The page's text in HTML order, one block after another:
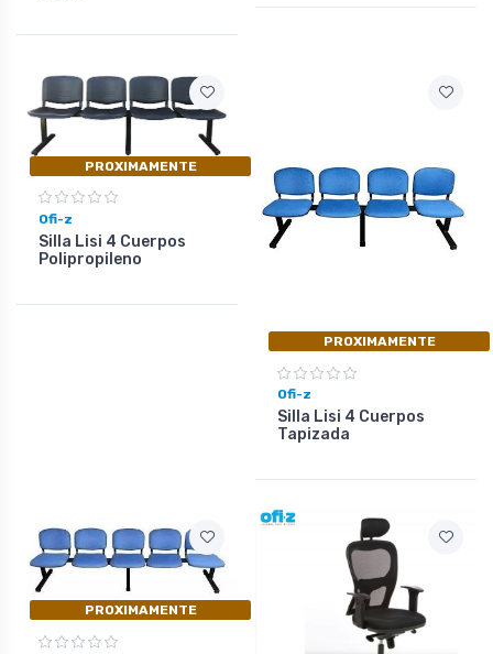
PROXIMAMENTE
Ofi-z
Silla Lisi 4 Cuerpos
Polipropileno
PROXIMAMENTE
Ofi-z
Silla Lisi 4 Cuerpos
Tapizada
PROXIMAMENTE